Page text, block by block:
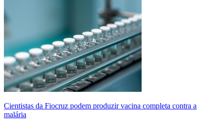
Cientistas da Fiocruz podem produzir vacina completa contra a
malária